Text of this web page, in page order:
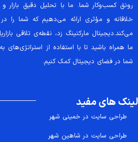
رونق کسب‌وکار شما. ما با تحلیل دقیق بازار و
خلاقانه و مؤثری ارائه می‌دهیم که شما را
می‌کند.دیجیتال مارکتینگ زد، نقطه‌ی تلاقی
ما همراه باشید تا با استفاده از استراتژی‌های
شما در فضای دیجیتال کمک کنیم.
لینک های مفید
طراحی سایت در خمینی شهر
طراحی سایت در شاهین شهر